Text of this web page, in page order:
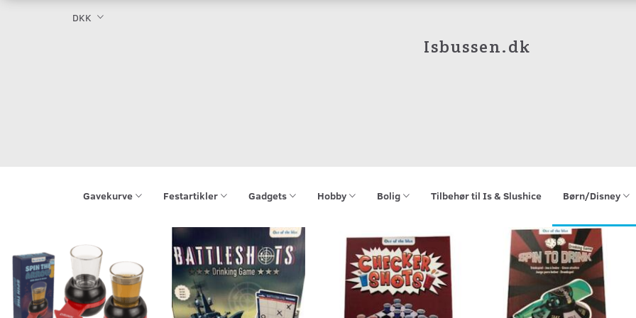
DKK
Isbussen.dk
Gavekurve Festartikler Gadgets Hobby Bolig Tilbehør til Is & Slushice Børn/Disney